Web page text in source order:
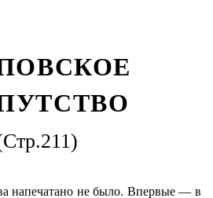
напечатано не было. Впервые — в